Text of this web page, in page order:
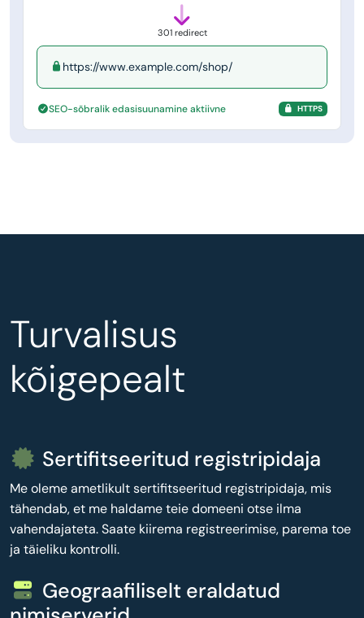
301 redirect
https://www.example.com/shop/
SEO-sõbralik edasisuunamine aktiivne HTTPS
Turvalisus
kõigepealt
Sertifitseeritud registripidaja
Me oleme ametlikult sertifitseeritud registripidaja, mis
tähendab, et me haldame teie domeeni otse ilma
vahendajateta. Saate kiirema registreerimise, parema toe
ja täieliku kontrolli.
Geograafiliselt eraldatud